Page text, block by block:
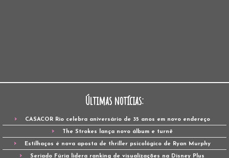
Últimas notícias:
CASACOR Rio celebra aniversário de 35 anos em novo endereço
The Strokes lança novo álbum e turnê
Estilhaços é nova aposta de thriller psicológico de Ryan Murphy
Seriado Fúria lidera ranking de visualizações na Disney Plus